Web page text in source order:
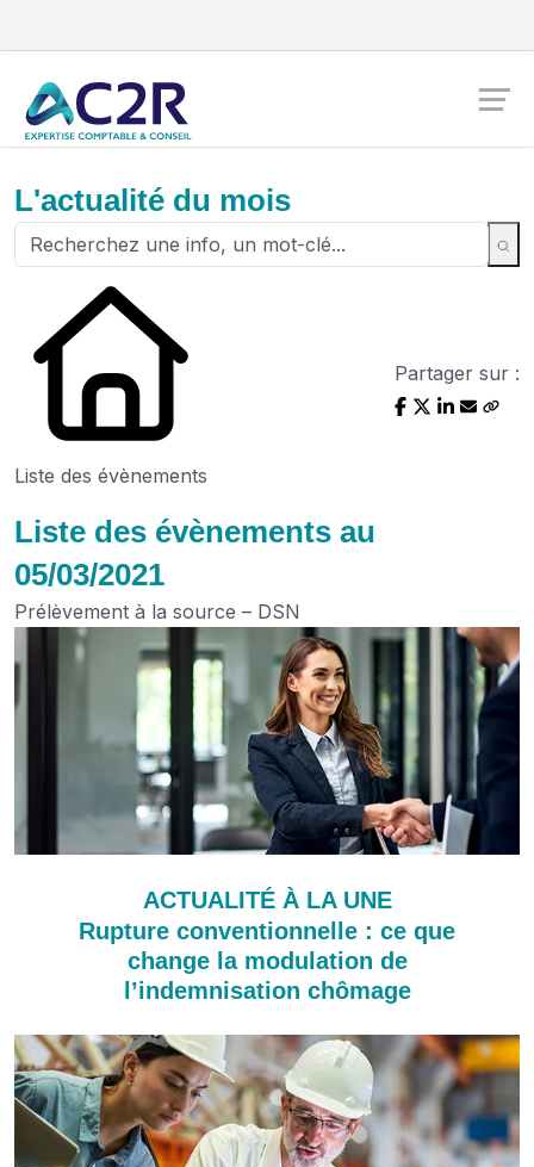
L'actualité du mois
Liste des évènements
Partager sur :
Liste des évènements au
05/03/2021
Prélèvement à la source – DSN
ACTUALITÉ À LA UNE
Rupture conventionnelle : ce que
change la modulation de
l’indemnisation chômage